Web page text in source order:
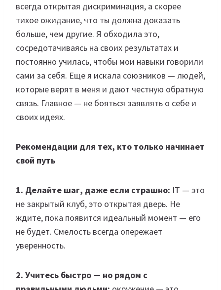
всегда открытая дискриминация, а скорее
тихое ожидание, что ты должна доказать
больше, чем другие. Я обходила это,
сосредотачиваясь на своих результатах и
постоянно училась, чтобы мои навыки говорили
сами за себя. Еще я искала союзников — людей,
которые верят в меня и дают честную обратную
связь. Главное — не бояться заявлять о себе и
своих идеях.
Рекомендации для тех, кто только начинает
свой путь
1. Делайте шаг, даже если страшно: IT — это
не закрытый клуб, это открытая дверь. Не
ждите, пока появится идеальный момент — его
не будет. Смелость всегда опережает
уверенность.
2. Учитесь быстро — но рядом с